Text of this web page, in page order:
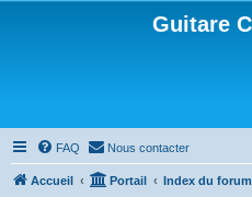
Guitare
FAQ Nous contacter
Accueil Portail Index du forum